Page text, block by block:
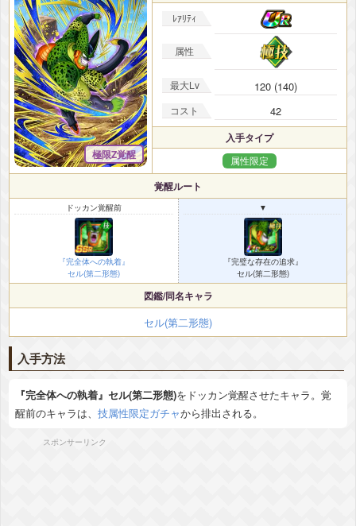
極限Z覚醒
ﾚｱﾘﾃｨ
属性
最大Lv 120 (140)
コスト 42
入手タイプ
属性限定
覚醒ルート
ドッカン覚醒前
『完全体への執着』
セル(第二形態)
▼
『完璧な存在の追求』
セル(第二形態)
図鑑/同名キャラ
セル(第二形態)
入手方法
『完全体への執着』セル(第二形態)をドッカン覚醒させたキャラ。覚
醒前のキャラは、 技属性限定ガチャから排出される。
スポンサーリンク